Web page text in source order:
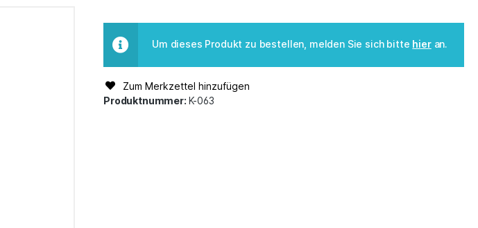
Um dieses Produkt zu bestellen, melden Sie sich bitte hieran.
Zum Merkzettel hinzufügen
Produktnummer: K-063